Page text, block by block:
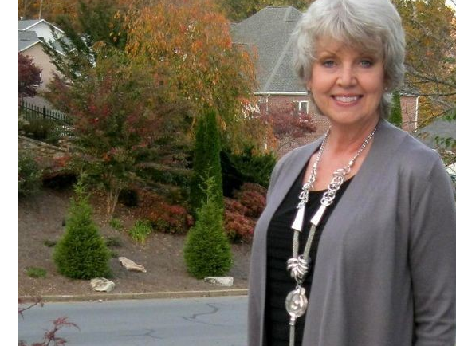
Женская Зимняя Обувь: 5 Стильных Моделей, За
Интересные Факты О Войнах…
Самая Известная Охота На Ведьм В Истории: Как